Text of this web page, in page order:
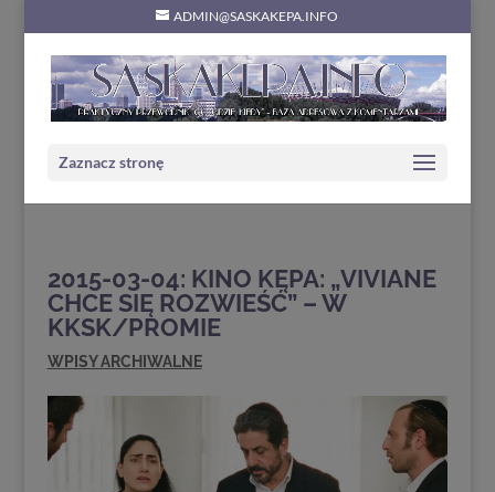
ADMIN@SASKAKEPA.INFO
Zaznacz stronę
2015-03-04: KINO KĘPA: „VIVIANE
CHCE SIĘ ROZWIEŚĆ” – W
KKSK/PROMIE
WPISY ARCHIWALNE